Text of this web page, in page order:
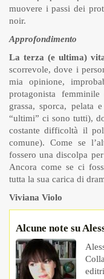
muovere i passi dei
noir.
Approfondimento
La terza (e ultima)
scorrevole, dove i
mia opinione,
protagonista
grassa, sporca, pelata
“ultimi” ci sono tutti),
costante difficoltà il
comune). Come se
fossero una discolpa
Ancora come se ci
tutta la sua carica di
Viviana Violo
Alcune note su